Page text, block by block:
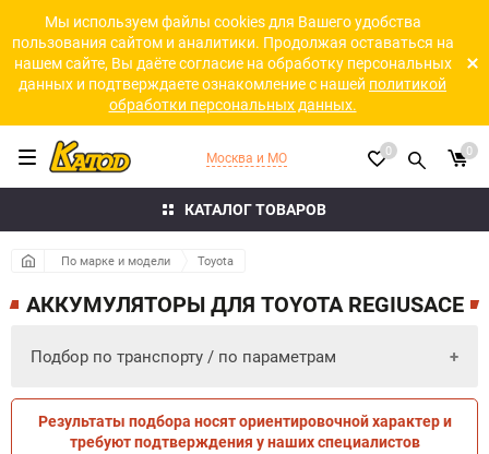
Мы используем файлы cookies для Вашего удобства
пользования сайтом и аналитики. Продолжая оставаться на
нашем сайте, Вы даёте согласие на обработку персональных
данных и подтверждаете ознакомление с нашей политикой
обработки персональных данных.
КАТАЛОГ ТОВАРОВ
Москва и МО 0 0
По марке и модели Toyota
АККУМУЛЯТОРЫ ДЛЯ TOYOTA REGIUSACE
Подбор по транспорту / по параметрам
ПО ТРАНСПОРТУ ПО ПАРАМЕТРАМ
Результаты подбора носят ориентировочной характер и
требуют подтверждения у наших специалистов